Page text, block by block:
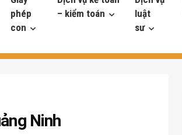
phép
con
– kiểm toán
luật
sư
Ninh